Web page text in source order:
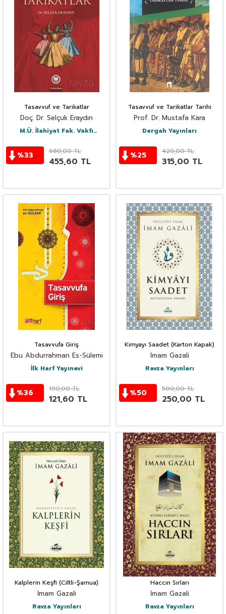
Tasavvuf ve Tarikatlar
Doç. Dr. Selçuk Eraydın
M.Ü. İlahiyat Fak. Vakfı
%33 680,00TL
455,60 TL
Tasavvuf ve Tarikatlar Tarihi
Prof. Dr. Mustafa Kara
Dergah Yayınları
%25 420,00TL
315,00 TL
Tasavvufa Giriş
Ebu Abdurrahman Es-Sülemi
İlk Harf Yayınevi
%36 190,00TL
121,60 TL
Kimyayı Saadet (Karton Kapak)
İmam Gazali
Ravza Yayınları
%50 500,00TL
250,00 TL
Kalplerin Keşfi (Ciltli-Şamua)
İmam Gazali
Ravza Yayınları
Haccın Sırları
İmam Gazali
Ravza Yayınları